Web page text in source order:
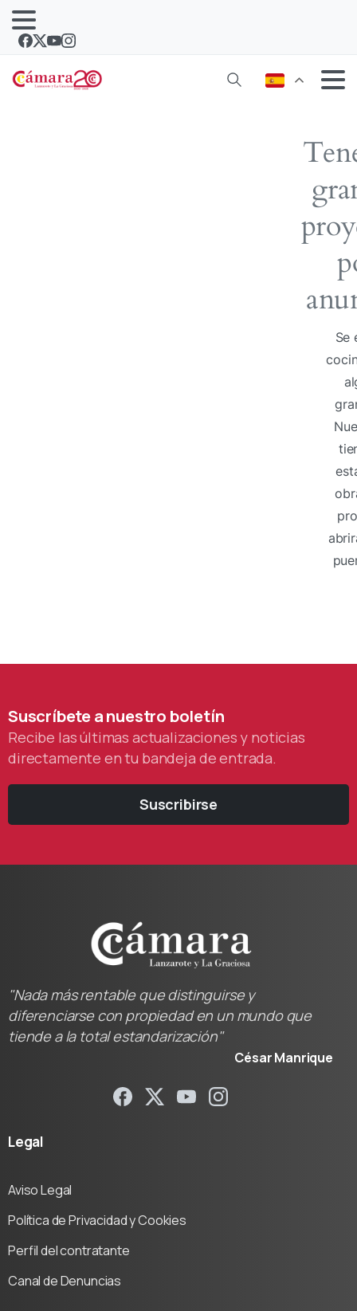
Se
Suscríbeteanuestro boletín
Recibe las últimas actualizaciones y noticias
directamente en tu bandeja de entrada.
Suscribirse
"Nada más rentable que distinguirse y
diferenciarse con propiedad en un mundo que
tiende a la total estandarización"
César Manrique
Legal
Aviso Legal
Política de Privacidad y Cookies
Perfil del contratante
Canal de Denuncias